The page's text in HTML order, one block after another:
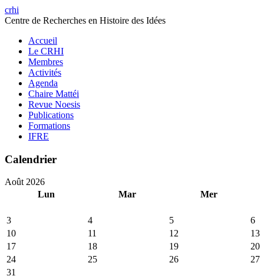
crhi
Centre de Recherches en Histoire des Idées
Accueil
Le CRHI
Membres
Activités
Agenda
Chaire Mattéi
Revue Noesis
Publications
Formations
IFRE
Calendrier
Août 2026
Lun
Mar Mer
3 4 5
6
10
11 12
13
17
18 19
20
24
25 26
27
31